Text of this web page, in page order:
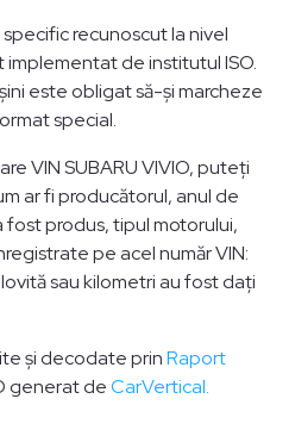
recunoscut la nivel
de institutul ISO.
este obligat să-și marcheze
special.
VIN SUBARU VIVIO, puteți
ar fi producătorul, anul de
produs, tipul motorului,
pe acel număr VIN:
sau kilometri au fost dați
și decodate prinRaport
generat deCarVertical.